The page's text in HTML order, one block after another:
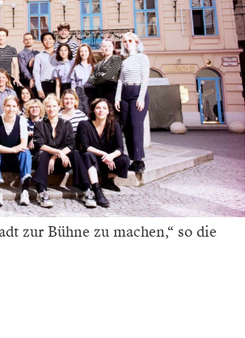
zur Bühne zu machen,“ so die